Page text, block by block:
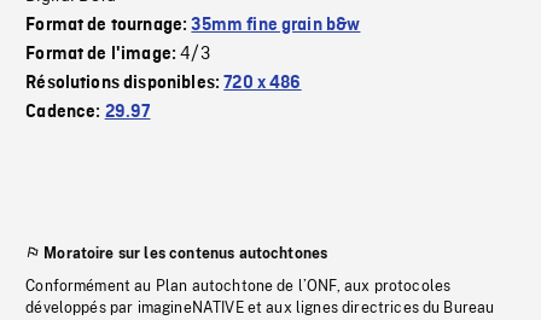
Format de tournage:35mm fine grain b&w
Format de l'image:4/3
Résolutions disponibles:720 x 486
Cadence: 29.97
Moratoire sur les contenus autochtones
Conformément au Plan autochtone de l’ONF, aux protocoles
développés par imagineNATIVE et aux lignes directrices du Bureau